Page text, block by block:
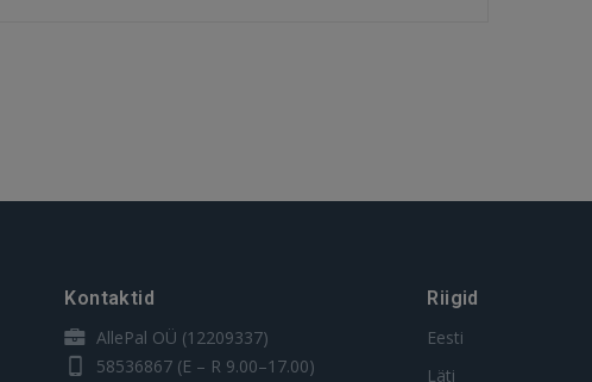
Kontaktid
AllePal OÜ (12209337)
58536867 (E – R 9.00–17.00)
Riigid
Eesti
Läti